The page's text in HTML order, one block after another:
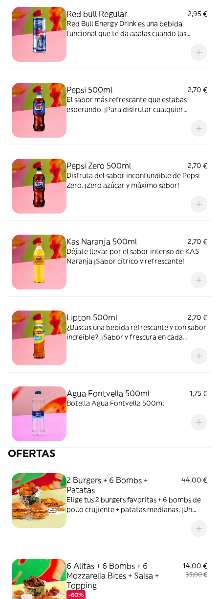
Red bull Regular
2,95 €
Red Bull Energy Drink es una bebida
funcional que te da aaalas cuando las
Pepsi 500ml
2,70 €
El sabor más refrescante que estabas
esperando. ¡Para disfrutar cualquier
Pepsi Zero 500ml
2,70 €
Disfruta del sabor inconfundible de Pepsi
Zero. ¡Zero azúcar y máximo sabor!
Kas Naranja 500ml
2,70 €
Déjate llevar por el sabor intenso de KAS
Naranja ¡Sabor cítrico y refrescante!
Lipton 500ml
2,70 €
¿Buscas una bebida refrescante y con sabor
increíble?. ¡Sabor y frescura en cada
Agua Fontvella 500ml
1,75 €
Botella Agua Fontvella 500ml
OFERTAS
2 Burgers + 6 Bombs +
Patatas
44,00 €
Elige tus 2 burgers favoritas + 6 bombs de
pollo crujiente + patatas medianas. ¡Un
6 Alitas + 6 Bombs + 6
Mozzarella Bites + Salsa +
Topping
-60%
14,00 €
35,00 €